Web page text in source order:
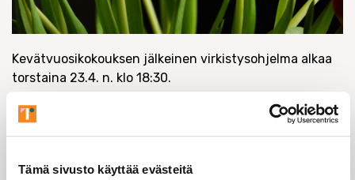
Tämä sivusto käyttää evästeitä
Kevätvuosikokouksen jälkeinen virkistysohjelma alkaa
torstaina 23.4. n. klo 18:30.
Kokouksen jälkeen saamme nauttia koomikko Arimo
Mustosen stand up -esityksestä! Esityksen jälkeen
katselun merkeissä. Sekä esitys että muu